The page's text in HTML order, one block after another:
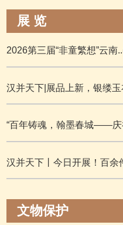
展 览
2026第三届“非童繁想”云南..
汉并天下|展品上新，银缕玉
“百年铸魂，翰墨春城——庆
汉并天下丨今日开展！百余
文物保护